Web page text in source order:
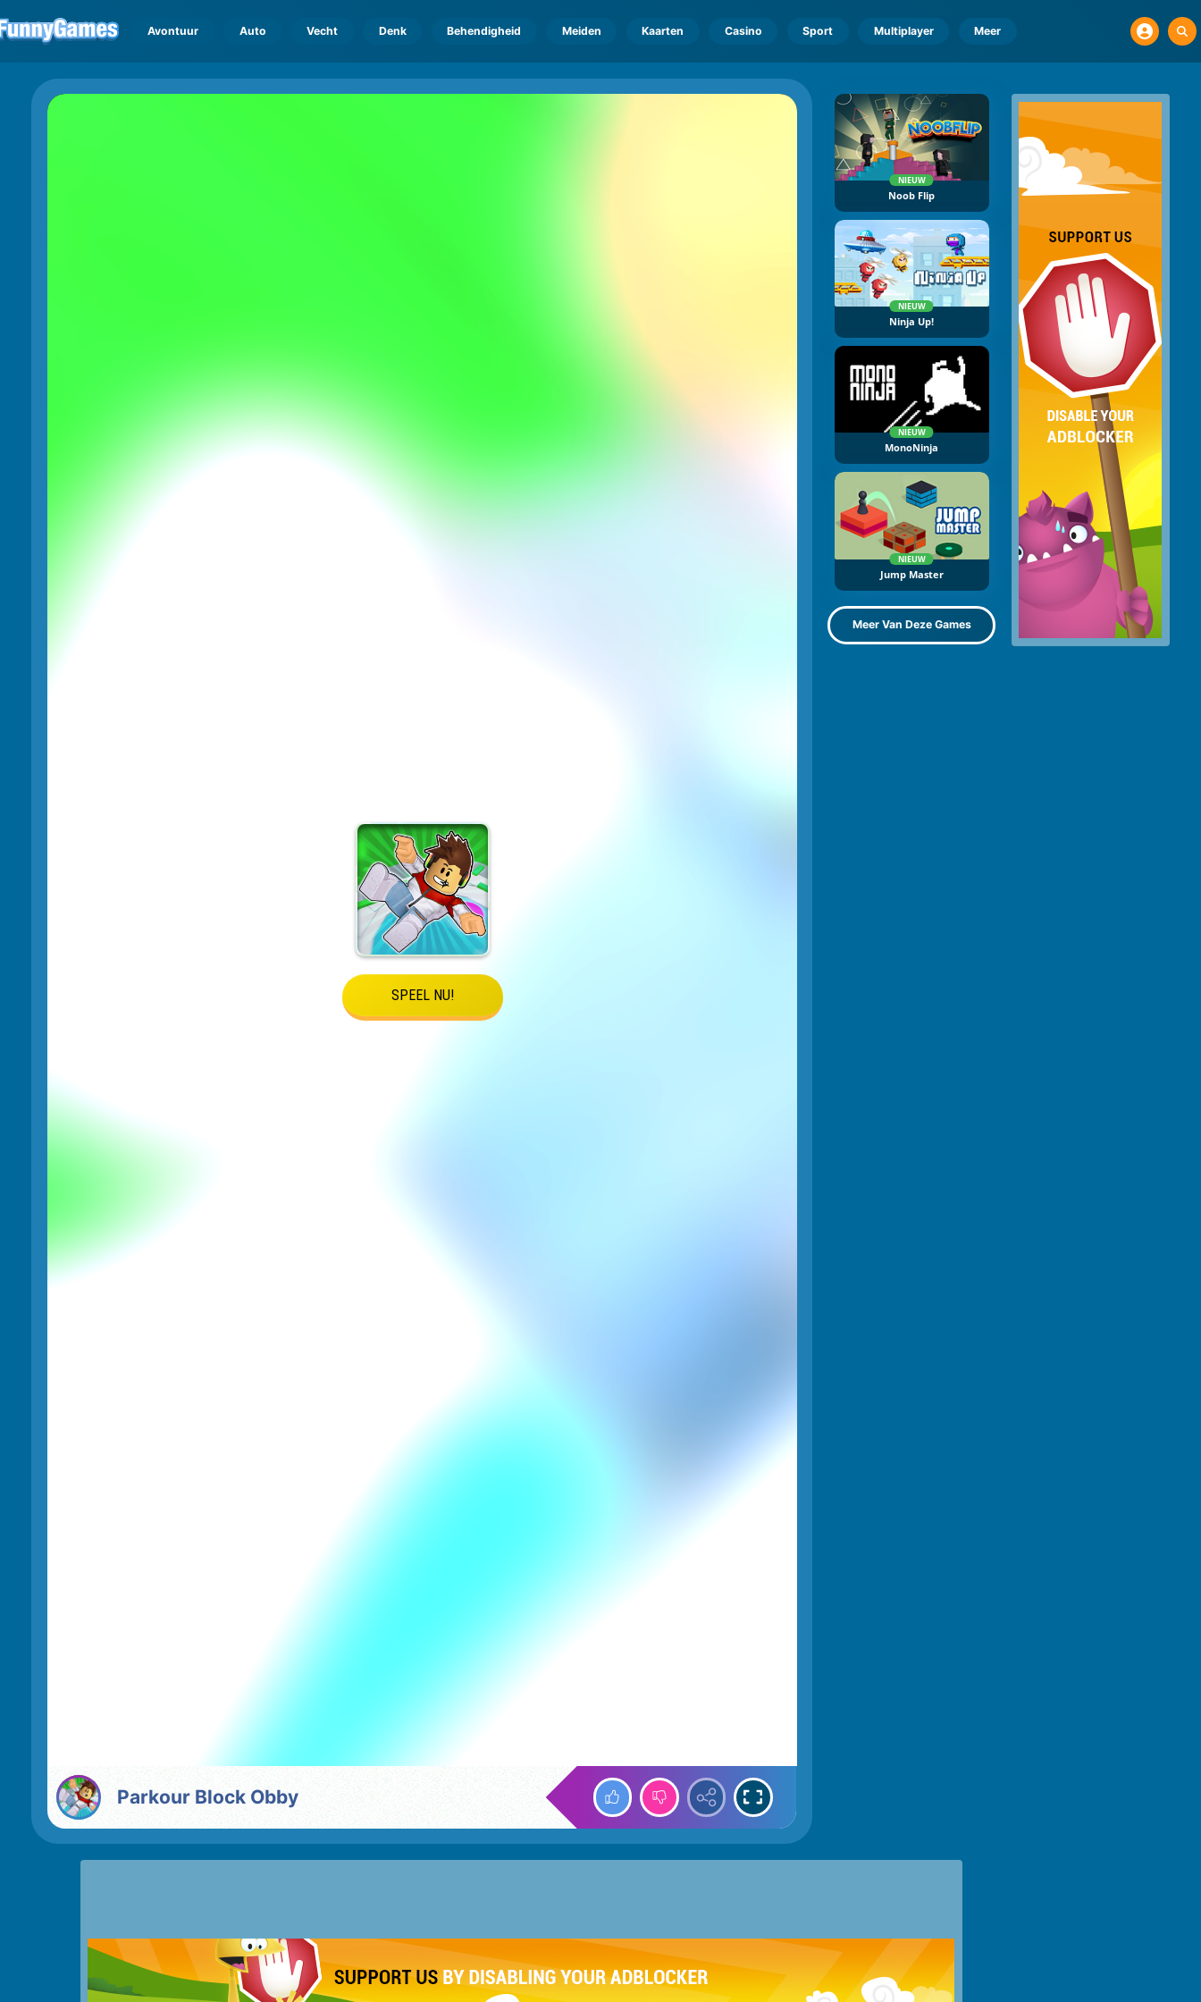
Avontuur Auto Vecht Denk Behendigheid Meiden Kaarten Casino Sport Multiplayer Meer
Parkour Block Obby
NIEUW
Noob Flip
NIEUW
Ninja Up!
NIEUW
MonoNinja
NIEUW
Jump Master
Meer Van Deze Games